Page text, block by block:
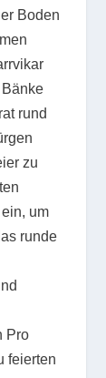
Boden
rund
zu
um
runde
Pro
feierten